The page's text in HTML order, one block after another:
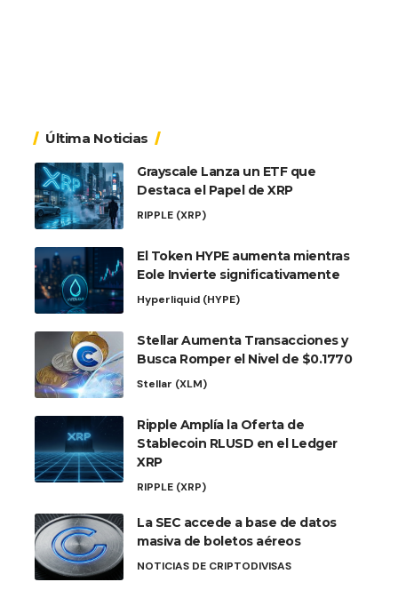
Última Noticias
Grayscale Lanza un ETF que
Destaca el Papel de XRP
RIPPLE (XRP)
El Token HYPE aumenta mientras
Eole Invierte significativamente
Hyperliquid (HYPE)
Stellar Aumenta Transacciones y
Busca Romper el Nivel de $0.1770
Stellar (XLM)
Ripple Amplía la Oferta de
Stablecoin RLUSD en el Ledger
XRP
RIPPLE (XRP)
La SEC accede a base de datos
masiva de boletos aéreos
NOTICIAS DE CRIPTODIVISAS